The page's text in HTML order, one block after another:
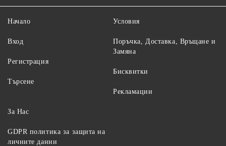
Начало
Вход
Регистрация
Търсене
Условия
Поръчка, Доставка, Връщане и
Замяна
Бисквитки
Рекламации
За Нас
GDPR политика за защита на
личните данни